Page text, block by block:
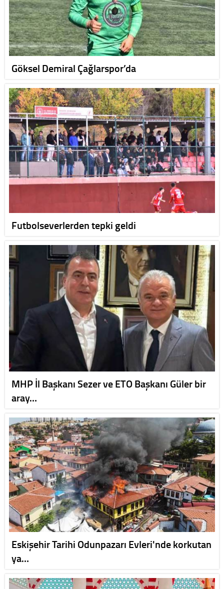
Göksel Demiral Çağlarspor’da
Futbolseverlerden tepki geldi
MHP İl Başkanı Sezer ve ETO Başkanı Güler bir
aray…
Eskişehir Tarihi Odunpazarı Evleri'nde korkutan
ya…